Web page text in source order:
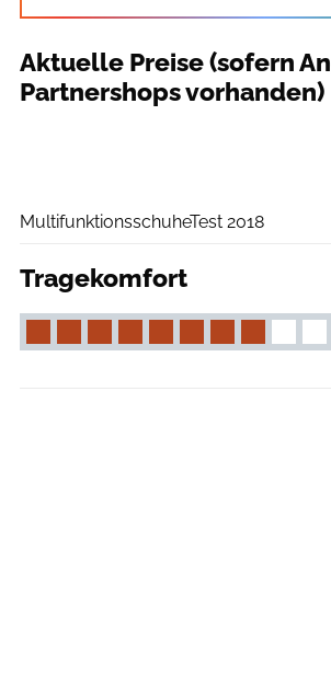
Aktuelle Preise (sofern
Partnershops vorhanden)
MultifunktionsschuheTest 2018
Tragekomfort